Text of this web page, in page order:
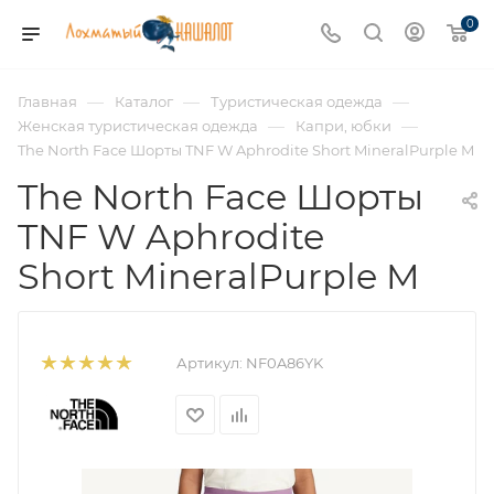
0
Главная — Каталог — Туристическая одежда —
Женская туристическая одежда — Капри, юбки —
The North Face Шорты TNF W Aphrodite Short MineralPurple M
The North Face Шорты
TNF W Aphrodite
Short MineralPurple M
Артикул: NF0A86YK